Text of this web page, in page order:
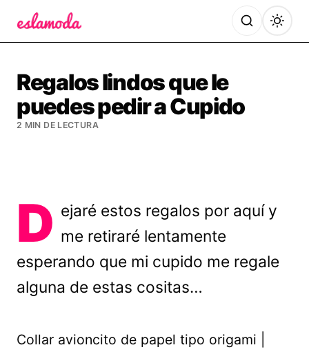
Regalos lindos que le
puedes pedir a Cupido
2 MIN DE LECTURA
D ejaré estos regalos por aquí y
me retiraré lentamente
esperando que mi cupido me regale
alguna de estas cositas…
Collar avioncito de papel tipo origami |